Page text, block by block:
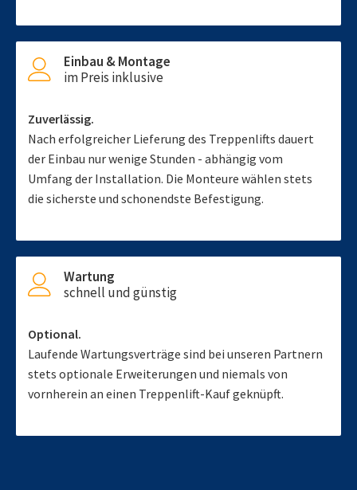
Einbau & Montage
im Preis inklusive
Zuverlässig.
Nach erfolgreicher Lieferung des Treppenlifts dauert
der Einbau nur wenige Stunden - abhängig vom
Umfang der Installation. Die Monteure wählen stets
die sicherste und schonendste Befestigung.
Wartung
schnell und günstig
Optional.
Laufende Wartungsverträge sind bei unseren Partnern
stets optionale Erweiterungen und niemals von
vornherein an einen Treppenlift-Kauf geknüpft.